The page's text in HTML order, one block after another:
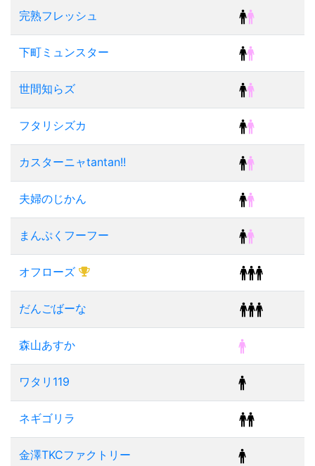
完熟フレッシュ
下町ミュンスター
世間知らズ
フタリシズカ
カスターニャtantan!!
夫婦のじかん
まんぷくフーフー
オフローズ
だんごばーな
森山あすか
ワタリ119
ネギゴリラ
金澤TKCファクトリー